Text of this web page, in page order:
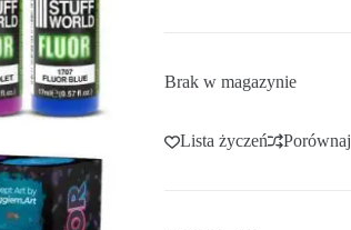
Brak w magazynie
Lista życzeń Porównaj